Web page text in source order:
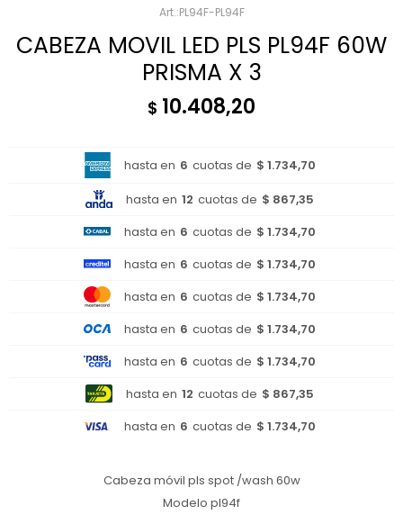
PL94F-PL94F
CABEZA MOVIL LED PLS PL94F 60W
PRISMA X 3
$ 10.408,20
hasta en 6 cuotas de $ 1.734,70
hasta en 12 cuotas de $ 867,35
hasta en 6 cuotas de $ 1.734,70
hasta en 6 cuotas de $ 1.734,70
hasta en 6 cuotas de $ 1.734,70
hasta en 6 cuotas de $ 1.734,70
hasta en 6 cuotas de $ 1.734,70
hasta en 12 cuotas de $ 867,35
hasta en 6 cuotas de $ 1.734,70
Cabeza móvil pls spot /wash 60w
Modelo pl94f